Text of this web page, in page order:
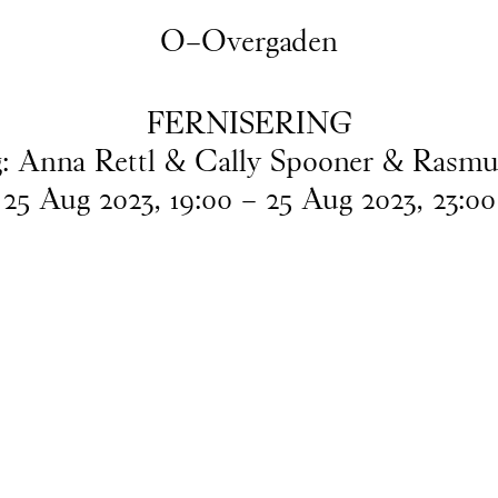
O–Overgaden
FERNISERING
Anna Rettl & Cally Spooner &
25 Aug 2023, 19:00 – 25 Aug 2023, 23:00